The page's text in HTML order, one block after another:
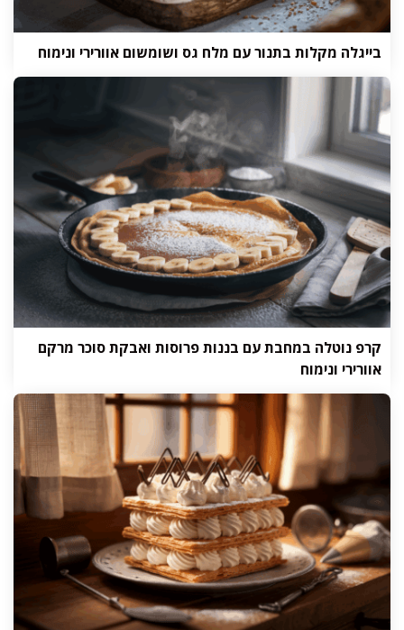
בייגלה מקלות בתנור עם מלח גס ושומשום אוורירי ונימוח
קרפ נוטלה במחבת עם בננות פרוסות ואבקת סוכר מרקם
אוורירי ונימוח